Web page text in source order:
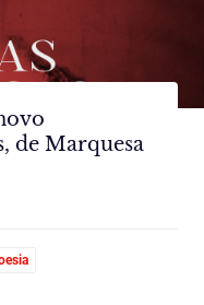
de Marquesa